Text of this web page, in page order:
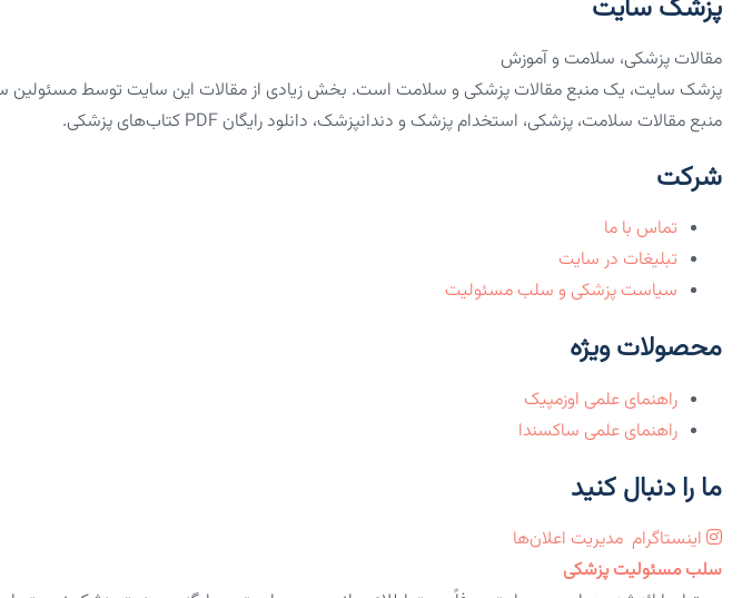
پزشک سایت
مقالات پزشکی، سلامت و آموزش
پزشک سایت، یک منبع مقالات پزشکی و سلامت است. بخش زیادی از مقالات این سایت توسط مسئولین
منبع مقالات سلامت، پزشکی، استخدام پزشک و دندانپزشک، دانلود رایگان PDF کتاب‌های پزشکی.
شرکت
تماس با ما
تبلیغات در سایت
سیاست پزشکی و سلب مسئولیت
محصولات ویژه
راهنمای علمی اوزمپیک
راهنمای علمی ساکسندا
ما را دنبال کنید
اینستاگرام مدیریت اعلان‌ها
سلب مسئولیت پزشکی